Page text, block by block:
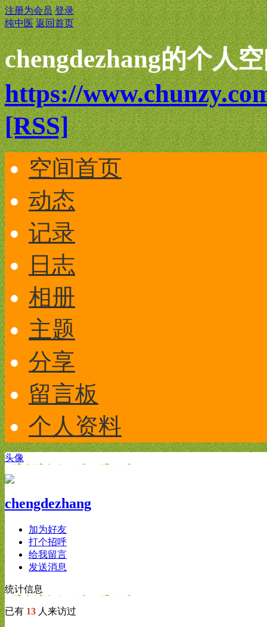
注册为会员 登录
纯中医 返回首页
chengdezhang的个人
https://
[RSS]
空间首页
动态
记录
日志
相册
主题
分享
留言板
个人资料
头像
chengdezhang
加为好友
打个招呼
给我留言
发送消息
统计信息
已有 13 人来访过